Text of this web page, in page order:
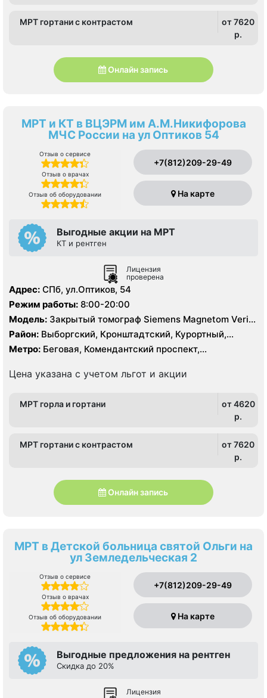
МРТ гортани с контрастом
от 7620
p.
Онлайн запись
МРТ и КТ в ВЦЭРМ им А.М.Никифорова
МЧС России на ул Оптиков 54
Отзыв о сервисе
Отзыв о врачах
Отзыв об оборудовании
+7(812)209-29-49
На карте
Выгодные акции на МРТ
КТ и рентген
Лицензия
проверена
Адрес: СПб, ул.Оптиков, 54
Режим работы: 8:00-20:00
Модель: Закрытый томограф Siemens Magnetom Verio
1.5 Тесла, КТ Siemens 64 среза
Район: Выборгский, Кронштадтский, Курортный,
Ленинградская область, Приморский
Метро: Беговая, Комендантский проспект,
Цена указана с учетом льгот и акции
МРТ горла и гортани
от 4620
p.
МРТ гортани с контрастом
от 7620
p.
Онлайн запись
МРТ в Детской больница святой Ольги на
ул Земледельческая 2
Отзыв о сервисе
Отзыв о врачах
Отзыв об оборудовании
+7(812)209-29-49
На карте
Выгодные предложения на рентген
Скидка до 20%
Лицензия